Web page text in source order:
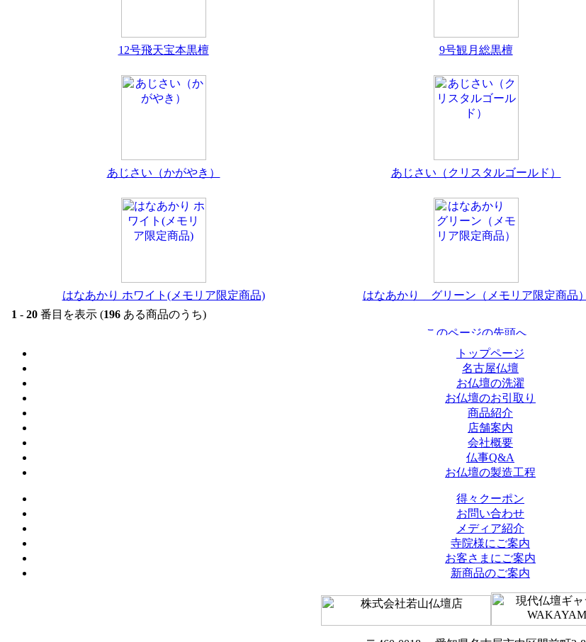
12号飛天宝本黒檀 9号観月総黒檀
あじさい（かがやき） あじさい（クリスタルゴールド）
はなあかり ホワイト(メモリア限定商品)
はなあかり グリーン（メモリア限定商品）
1 - 20 番目を表示 (196 ある商品のうち)
トップページ
名古屋仏壇
お仏壇の洗濯
お仏壇のお引取り
商品紹介
店舗案内
会社概要
仏事Q&A
お仏壇の製造工程
得々クーポン
お問い合わせ
メディア紹介
寺院様にご案内
お客さまにご案内
新商品のご案内